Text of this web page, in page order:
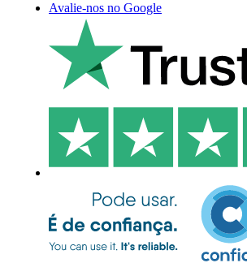
Avalie-nos no Google